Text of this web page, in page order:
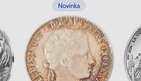
Novinka